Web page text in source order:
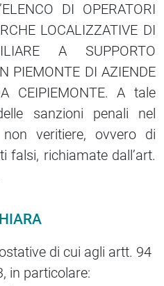
DI OPERATORI
LOCALIZZATIVE DI
A SUPPORTO
PIEMONTE DI AZIENDE
CEIPIEMONTE. A tale
sanzioni penali nel
veritiere, ovvero di
falsi, richiamate dall’art.
di cui agli artt. 94
in particolare: